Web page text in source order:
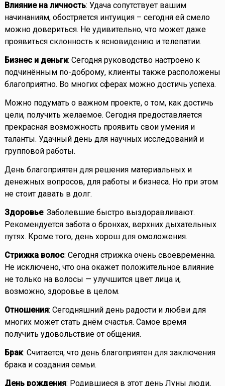
Влияние на личность: Удача сопутствует вашим
начинаниям, обостряется интуиция – сегодня ей смело
можно довериться. Не удивительно, что может даже
проявиться склонность к ясновидению и телепатии.
Бизнес и деньги: Сегодня руководство настроено к
подчинённым по-доброму, клиенты также расположены
благоприятно. Во многих сферах можно достичь успеха.
Можно подумать о важном проекте, о том, как достичь
цели, получить желаемое. Сегодня предоставляется
прекрасная возможность проявить свои умения и
таланты. Удачный день для научных исследований и
групповой работы.
День благоприятен для решения материальных и
денежных вопросов, для работы и бизнеса. Но при этом
не стоит давать в долг.
Здоровье: Заболевшие быстро выздоравливают.
Рекомендуется забота о бронхах, верхних дыхательных
путях. Кроме того, день хорош для омоложения.
Стрижка волос: Сегодня стрижка очень своевременна.
Не исключено, что она окажет положительное влияние
не только на волосы — улучшится цвет лица и,
возможно, здоровье в целом.
Отношения: Сегодняшний день радости и любви для
многих может стать днём счастья. Самое время
получить удовольствие от общения.
Брак: Считается, что день благоприятен для заключения
брака и создания семьи.
День рождения: Родившиеся в этот день Луны люди,